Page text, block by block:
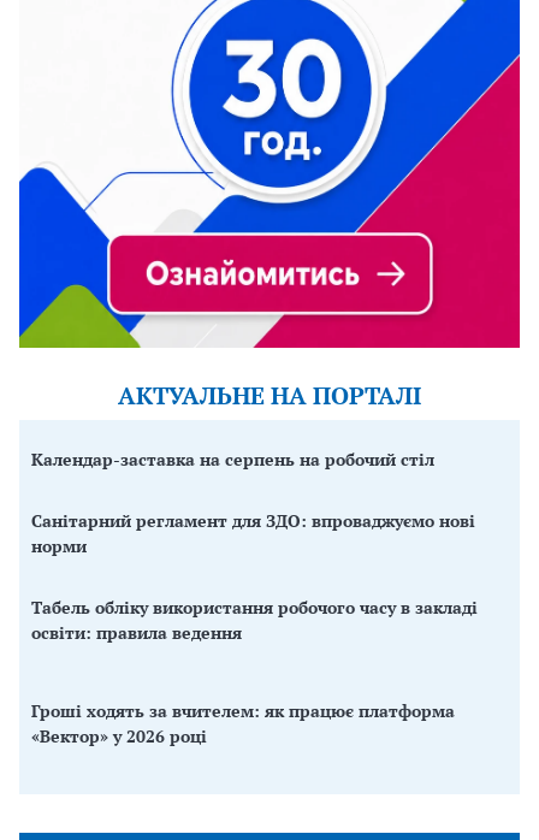
АКТУАЛЬНЕ НА ПОРТАЛІ
Календар-заставка на серпень на робочий стіл
Санітарний регламент для ЗДО: впроваджуємо нові
норми
Табель обліку використання робочого часу в закладі
освіти: правила ведення
Гроші ходять за вчителем: як працює платформа
«Вектор» у 2026 році